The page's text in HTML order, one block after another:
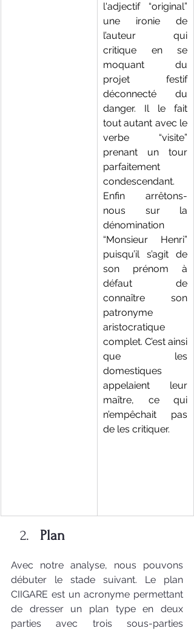
l'adjectif “original”
une ironie de
l’auteur qui
critique en se
moquant du
projet festif
déconnecté du
danger. Il le fait
tout autant avec le
verbe “visite”
prenant un tour
parfaitement
condescendant.
Enfin arrêtons-
nous sur la
dénomination
“Monsieur Henri”
puisqu’il s’agit de
son prénom à
défaut de
connaître son
patronyme
aristocratique
complet. C’est ainsi
que les
domestiques
appelaient leur
maître, ce qui
n’empêchait pas
de les critiquer.
Plan
Avec notre analyse, nous pouvons
débuter le stade suivant. Le plan
CIIGARE est un acronyme permettant
de dresser un plan type en deux
parties avec trois sous-parties